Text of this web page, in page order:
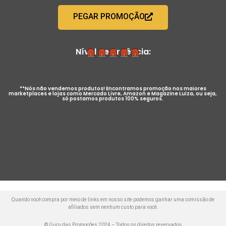
PEGAR PROMOÇÃO
Nível de Urgência:
**Nós não vendemos produtos! Encontramos promoção nos maiores
marketplaces e lojas como Mercado Livre, Amazon e Magazine Luiza, ou seja,
só postamos produtos 100% seguros.
Quando você compra por meio de links em nosso site podemos ganhar uma comissão de
afiliados sem nenhum custo para você.
© Guru das Promoções 2024 – Todos os direitos reservados